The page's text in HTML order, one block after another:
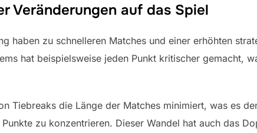
Veränderungen auf das Spiel
haben zu schnelleren Matches und einer erhöhten
hat beispielsweise jeden Punkt kritischer gemacht,
Tiebreaks die Länge der Matches minimiert, was es
zu konzentrieren. Dieser Wandel hat auch das